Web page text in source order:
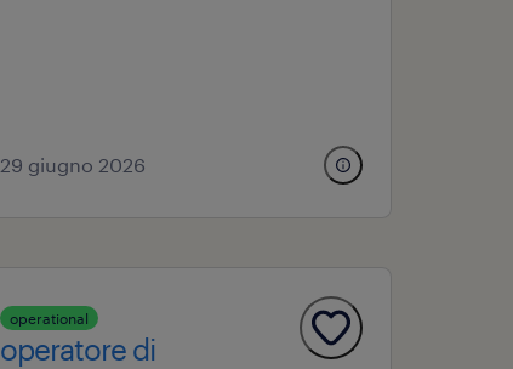
29 giugno 2026
operational
operatore di